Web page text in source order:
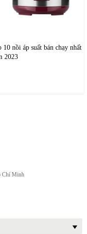
khi hoàn thành, tránh
máy rửa chén. Lưới
lưu thông tối ưu.
10 nồi áp suất bán chạy nhất
2023
Chí Minh